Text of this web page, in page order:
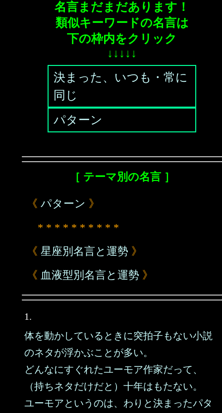
名言まだまだあります！
類似キーワードの名言は
下の枠内をクリック
↓↓↓↓↓
決まった、いつも・常に
同じ
パターン
［ テーマ別の名言 ］
《 パターン 》
* * * * * * * * * *
《 星座別名言と運勢 》
《 血液型別名言と運勢 》
1.
体を動かしているときに突拍子もない小説
のネタが浮かぶことが多い。
どんなにすぐれたユーモア作家だって、
（持ちネタだけだと）十年はもたない。
ユーモアというのは、わりと決まったパタ